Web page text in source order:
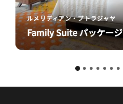
ルメリディアン・プトラジャヤ
Family Suite パッケージ